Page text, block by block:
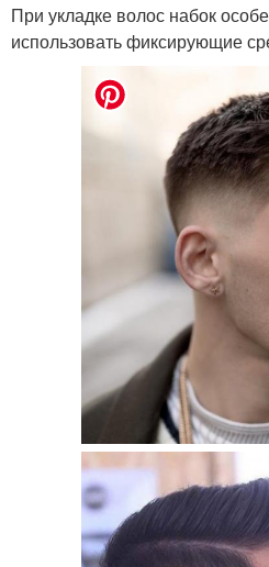
При укладке волос набок
использовать фиксирующие